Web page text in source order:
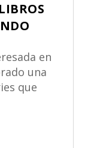
en
una
que